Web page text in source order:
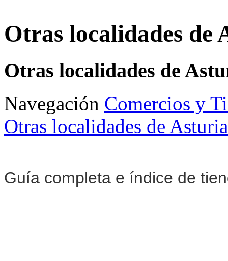
Otras localidades de
Otras localidades de
Navegación Comercios y
Otras localidades de
Guía completa e índice de